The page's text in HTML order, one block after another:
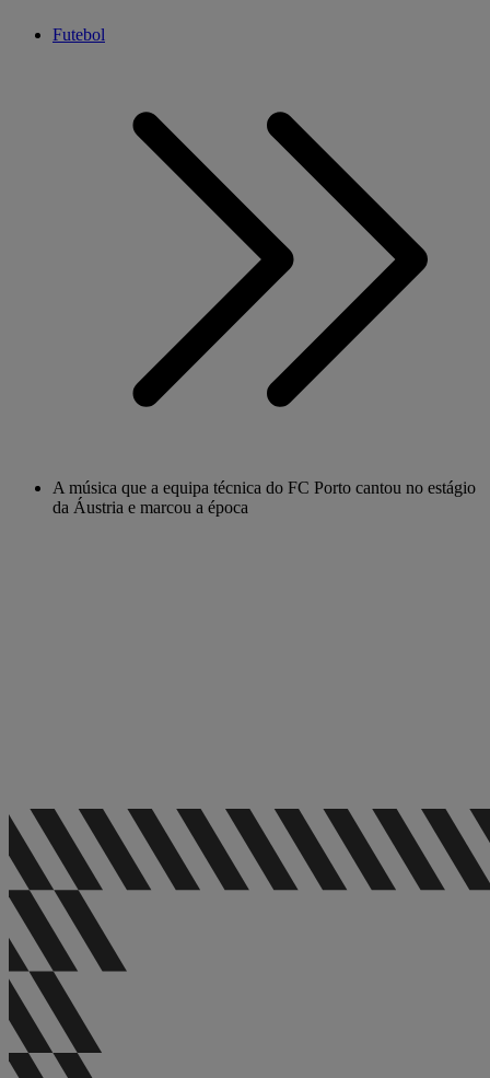
Futebol
A música que a equipa técnica do FC Porto cantou no estágio
da Áustria e marcou a época